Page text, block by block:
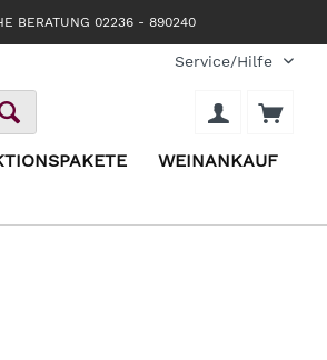
BERATUNG 02236 - 890240
Service/Hilfe
WEINANKAUF